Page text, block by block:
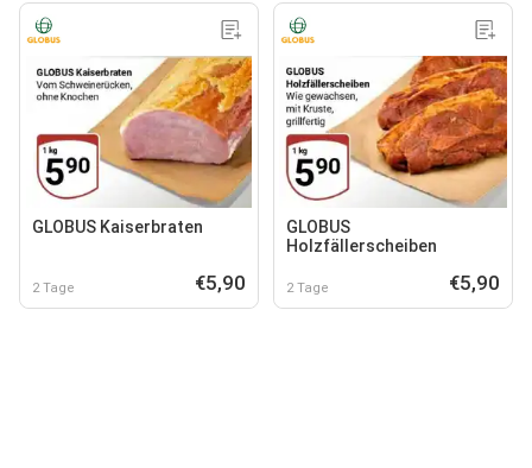
GLOBUS Kaiserbraten
2 Tage €5,90
GLOBUS
Holzfällerscheiben
2 Tage €5,90